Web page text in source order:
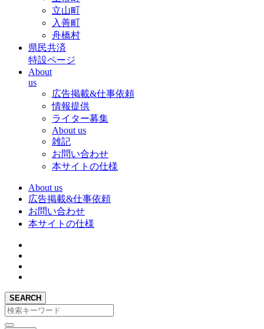
立山町
入善町
舟橋村
県民共済
特設ページ
About
us
広告掲載&仕事依頼
情報提供
ライター募集
About us
雑記
お問い合わせ
本サイトの仕様
About us
広告掲載&仕事依頼
お問い合わせ
本サイトの仕様
SEARCH